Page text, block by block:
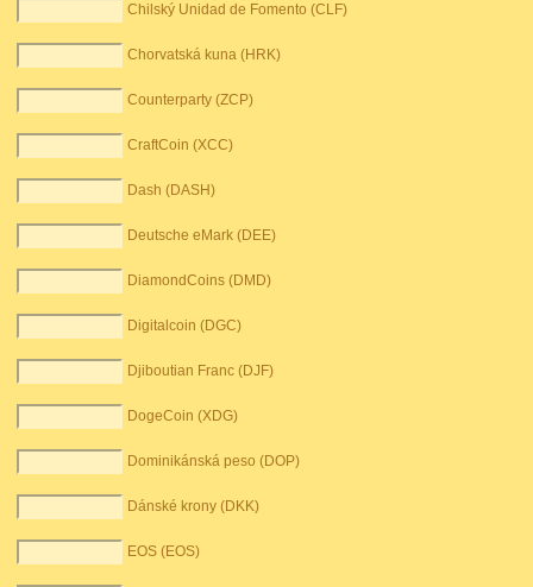
Chilský Unidad de Fomento (CLF)
Chorvatská kuna (HRK)
Counterparty (ZCP)
CraftCoin (XCC)
Dash (DASH)
Deutsche eMark (DEE)
DiamondCoins (DMD)
Digitalcoin (DGC)
Djiboutian Franc (DJF)
DogeCoin (XDG)
Dominikánská peso (DOP)
Dánské krony (DKK)
EOS (EOS)